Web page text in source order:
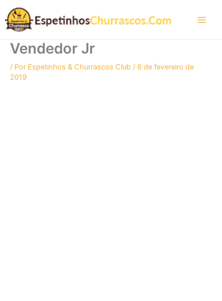
para
conteúdo
Vendedor Jr
/ Por Espetinhos & Churrascos Club / 6 de fevereiro de
2019